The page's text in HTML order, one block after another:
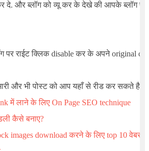
दे. और ब्लॉग को व्यू कर के देखे की आपके ब्लॉग पर
पर राईट क्लिक disable कर के अपने original
और भी पोस्ट को आप यहाँ से रीड कर सकते है.
में लाने के लिए On Page SEO technique
कैसे बनाए?
images download करने के लिए top 10